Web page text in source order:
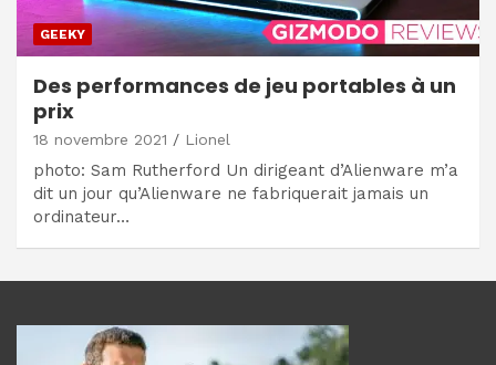
GEEKY
Des performances de jeu portables à un
prix
18 novembre 2021 Lionel
photo: Sam Rutherford Un dirigeant d’Alienware m’a
dit un jour qu’Alienware ne fabriquerait jamais un
ordinateur…